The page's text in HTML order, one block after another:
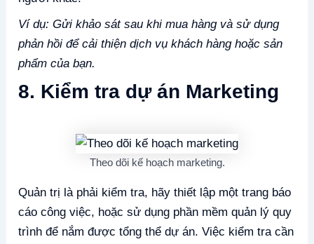
Ví dụ: Gửi khảo sát sau khi mua hàng và sử dụng
phản hồi để cải thiện dịch vụ khách hàng hoặc sản
phẩm của bạn.
8. Kiểm tra dự án Marketing
Theo dõi kế hoạch marketing.
Quản trị là phải kiểm tra, hãy thiết lập một trang báo
cáo công việc, hoặc sử dụng phần mềm quản lý quy
trình để nắm được tổng thể dự án. Việc kiểm tra cần